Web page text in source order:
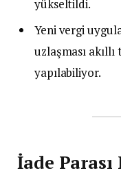
yükseltildi.
Yeni vergi
uzlaşması
yapılabiliyor.
İade